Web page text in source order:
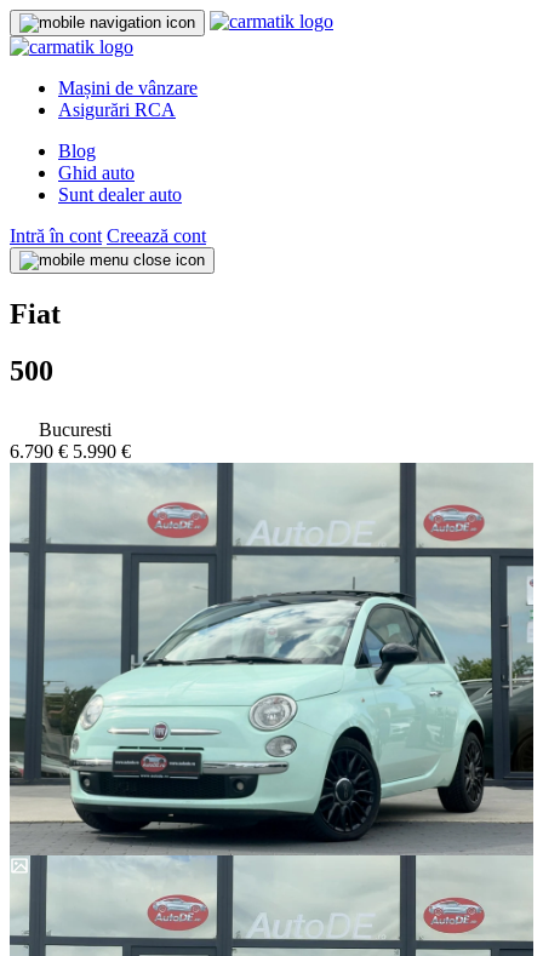
Mașini de vânzare
Asigurări RCA
Blog
Ghid auto
Sunt dealer auto
Intră în cont Creează cont
Fiat
500
Bucuresti
6.790 € 5.990 €